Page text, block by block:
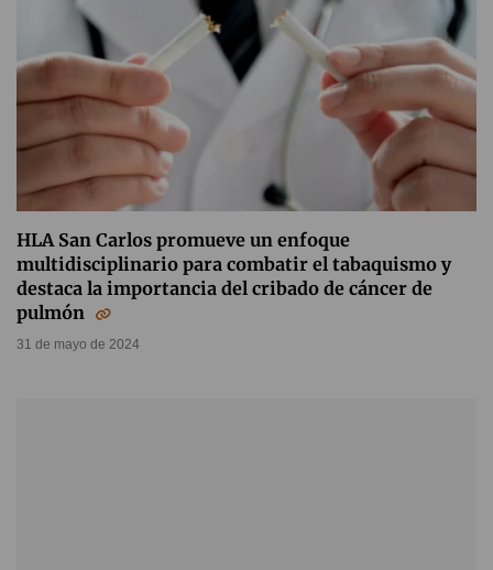
HLA San Carlos promueve un enfoque
multidisciplinario para combatir el tabaquismo y
destaca la importancia del cribado de cáncer de
pulmón
31 de mayo de 2024